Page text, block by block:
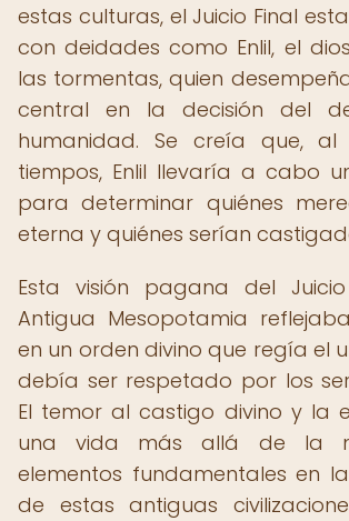
estas culturas, el Juicio Final
con deidades como Enlil, el
las tormentas, quien
central en la decisión del
humanidad. Se creía que,
tiempos, Enlil llevaría a cabo
para determinar quiénes
eterna y quiénes serían
Esta visión pagana del
Antigua Mesopotamia
en un orden divino que regía el
debía ser respetado por los
El temor al castigo divino y la
una vida más allá de la
elementos fundamentales en
de estas antiguas